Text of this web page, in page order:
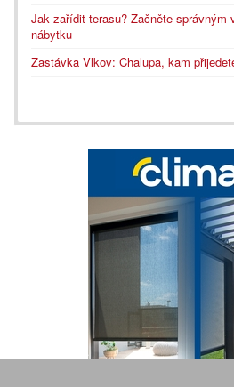
Jak zařídit terasu? Začněte správným
nábytku
Zastávka Vlkov: Chalupa, kam